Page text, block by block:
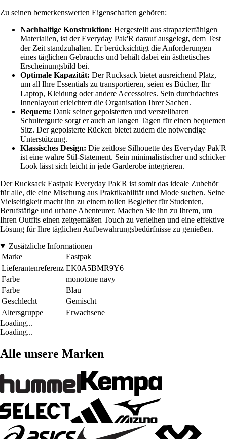
Zu seinen bemerkenswerten Eigenschaften gehören:
Nachhaltige Konstruktion: Hergestellt aus strapazierfähigen
Materialien, ist der Everyday Pak'R darauf ausgelegt, dem Test
der Zeit standzuhalten. Er berücksichtigt die Anforderungen
eines täglichen Gebrauchs und behält dabei ein ästhetisches
Erscheinungsbild bei.
Optimale Kapazität: Der Rucksack bietet ausreichend Platz,
um all Ihre Essentials zu transportieren, seien es Bücher, Ihr
Laptop, Kleidung oder andere Accessoires. Sein durchdachtes
Innenlayout erleichtert die Organisation Ihrer Sachen.
Bequem: Dank seiner gepolsterten und verstellbaren
Schultergurte sorgt er auch an langen Tagen für einen bequemen
Sitz. Der gepolsterte Rücken bietet zudem die notwendige
Unterstützung.
Klassisches Design: Die zeitlose Silhouette des Everyday Pak'R
ist eine wahre Stil-Statement. Sein minimalistischer und schicker
Look lässt sich leicht in jede Garderobe integrieren.
Der Rucksack Eastpak Everyday Pak'R ist somit das ideale Zubehör
für alle, die eine Mischung aus Praktikabilität und Mode suchen. Seine
Vielseitigkeit macht ihn zu einem tollen Begleiter für Studenten,
Berufstätige und urbane Abenteurer. Machen Sie ihn zu Ihrem, um
Ihren Outfits einen zeitgemäßen Touch zu verleihen und eine effektive
Lösung für Ihre täglichen Aufbewahrungsbedürfnisse zu genießen.
Zusätzliche Informationen
Marke
Eastpak
Lieferantenreferenz EK0A5BMR9Y6
Farbe
monotone navy
Farbe
Blau
Geschlecht
Gemischt
Altersgruppe
Erwachsene
Loading...
Loading...
Alle unsere Marken